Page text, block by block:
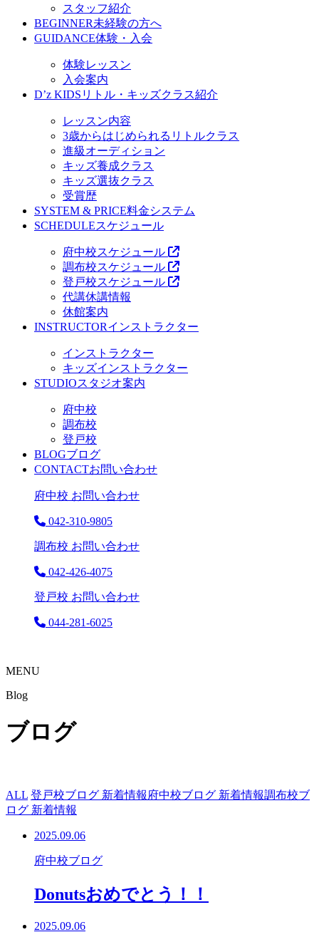
スタッフ紹介
BEGINNER未経験の方へ
GUIDANCE体験・入会
体験レッスン
入会案内
D’z KIDS リトル・キッズクラス紹介
レッスン内容
3歳からはじめられるリトルクラス
進級オーディション
キッズ養成クラス
キッズ選抜クラス
受賞歴
SYSTEM & PRICE料金システム
SCHEDULEスケジュール
府中校スケジュール
調布校スケジュール
登戸校スケジュール
代講休講情報
休館案内
INSTRUCTORインストラクター
インストラクター
キッズインストラクター
STUDIOスタジオ案内
府中校
調布校
登戸校
BLOGブログ
CONTACTお問い合わせ
府中校 お問い合わせ
042-310-9805
調布校 お問い合わせ
042-426-4075
登戸校 お問い合わせ
044-281-6025
MENU
Blog
ブログ
ALL 登戸校ブログ 新着情報 府中校ブログ 新着情報調布校ブ
ログ 新着情報
2025.09.06
府中校ブログ
Donutsおめでとう！！
2025.09.06